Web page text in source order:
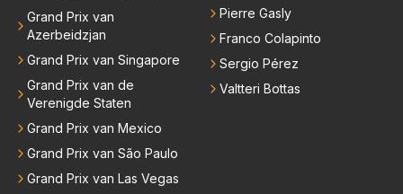
Grand Prix van
Azerbeidzjan
Grand Prix van Singapore
Grand Prix van de
Verenigde Staten
Grand Prix van Mexico
Grand Prix van São Paulo
Grand Prix van Las Vegas
Pierre Gasly
Franco Colapinto
Sergio Pérez
Valtteri Bottas